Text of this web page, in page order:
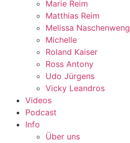
Marie Reim
Matthias Reim
Melissa Naschenweng
Michelle
Roland Kaiser
Ross Antony
Udo Jürgens
Vicky Leandros
Videos
Podcast
Info
Über uns